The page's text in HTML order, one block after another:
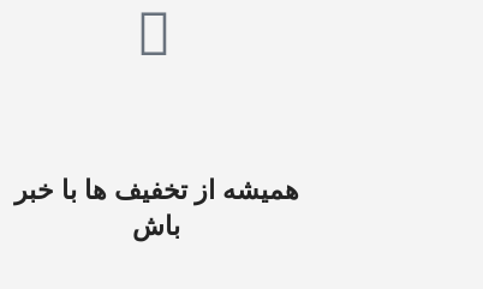
همیشه از تخفیف ها با خبر
باش